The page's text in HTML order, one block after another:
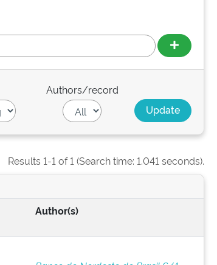
Authors/record
Results 1-1 of 1 (Search time: 1.041 seconds).
Author(s)